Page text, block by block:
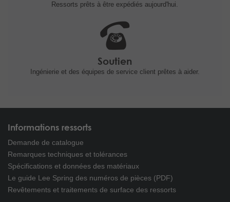
Ressorts prêts à être expédiés aujourd'hui.
Soutien
Ingénierie etdes équipes de service client prêtes àaider.
Informations ressorts
Demande de catalogue
Remarques techniques et tolérances
Spécifications et données des matériaux
Le guide Lee Spring des numéros de pièces (PDF)
Revêtements et traitements de surface des ressorts